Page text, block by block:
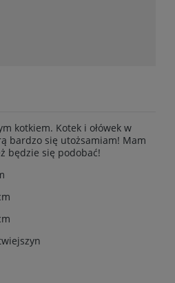
kotkiem. Kotek i ołówek w
bardzo się utożsamiam! Mam
będzie się podobać!